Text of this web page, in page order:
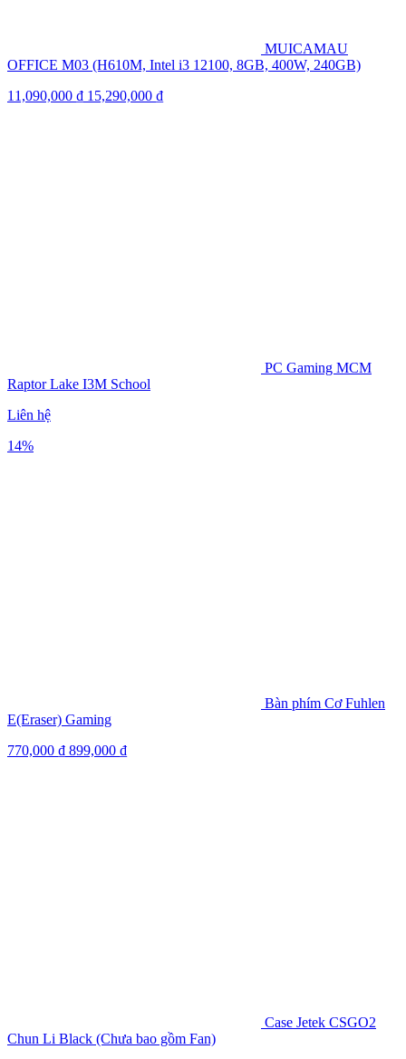
MUICAMAU
OFFICE M03 (H610M, Intel i3 12100, 8GB, 400W, 240GB)
11,090,000 ₫ 15,290,000 ₫
PC Gaming MCM
Raptor Lake I3M School
Liên hệ
14%
Bàn phím Cơ Fuhlen
E(Eraser) Gaming
770,000 ₫ 899,000 ₫
Case Jetek CSGO2
Chun Li Black (Chưa bao gồm Fan)